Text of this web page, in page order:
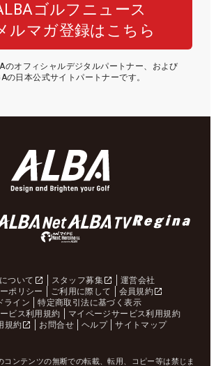
ゴルフニュース
ルマガ登録はこちら
のオフィシャルデジタルパートナー、および
の日本公式サイトパートナーです。
ついて スタッフ募集
運営会社
ポリシー
ご利用に際して
会員規約
ライン
特定商取引法に基づく表示
ビス利用規約
マイページサービス利用規約
規約
お問合せ ヘルプ サイトマップ
コンテンツの無断での転載、転用、コピー等は禁じま